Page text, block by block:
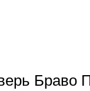
Браво